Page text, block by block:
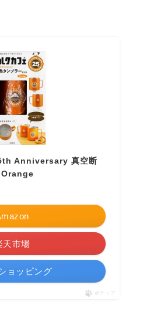
Anniversary 真空断
Orange
天市場
ョッピング
ポチップ